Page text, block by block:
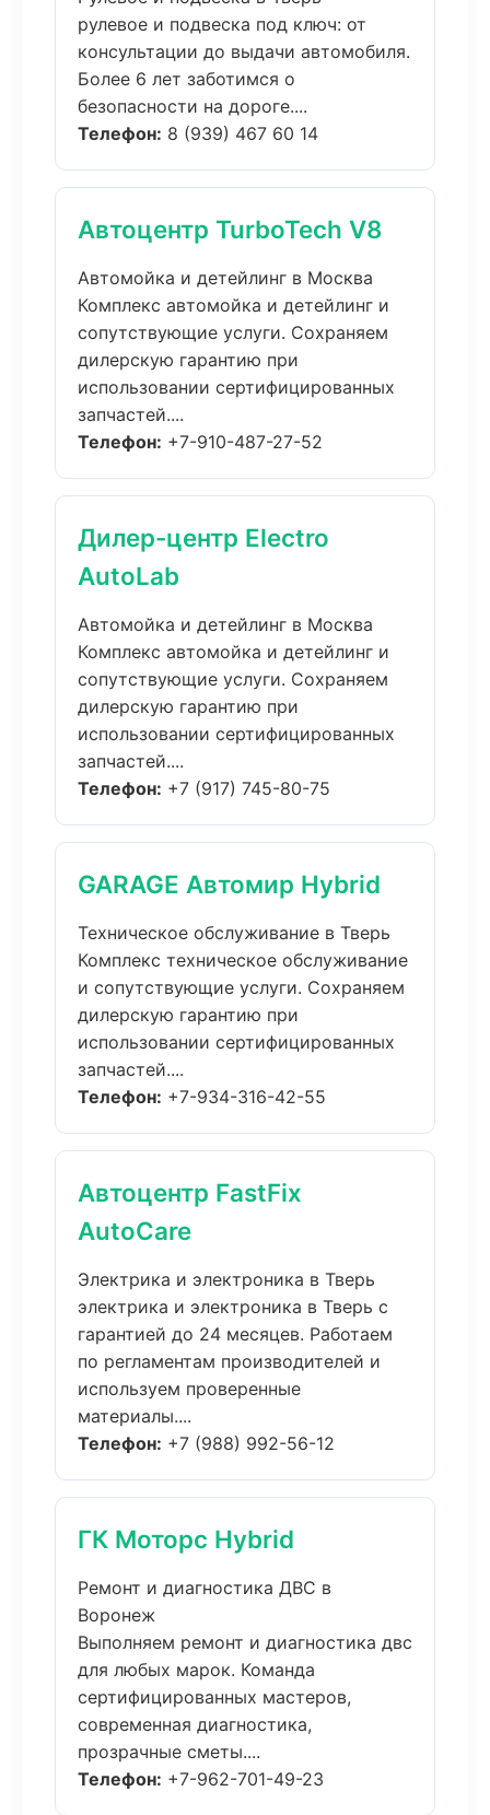
рулевое и подвеска под ключ: от
консультации до выдачи автомобиля.
Более 6 лет заботимся о
безопасности на дороге....
Телефон: 8 (939) 467 60 14
Автоцентр TurboTech V8
Автомойка и детейлинг в Москва
Комплекс автомойка и детейлинг и
сопутствующие услуги. Сохраняем
дилерскую гарантию при
использовании сертифицированных
запчастей....
Телефон: +7-910-487-27-52
Дилер-центр Electro
AutoLab
Автомойка и детейлинг в Москва
Комплекс автомойка и детейлинг и
сопутствующие услуги. Сохраняем
дилерскую гарантию при
использовании сертифицированных
запчастей....
Телефон: +7 (917) 745-80-75
GARAGE Автомир Hybrid
Техническое обслуживание в Тверь
Комплекс техническое обслуживание
и сопутствующие услуги. Сохраняем
дилерскую гарантию при
использовании сертифицированных
запчастей....
Телефон: +7-934-316-42-55
Автоцентр FastFix
AutoCare
Электрика и электроника в Тверь
электрика и электроника в Тверь с
гарантией до 24 месяцев. Работаем
по регламентам производителей и
используем проверенные
материалы....
Телефон: +7 (988) 992-56-12
ГК Моторс Hybrid
Ремонт и диагностика ДВС в
Воронеж
Выполняем ремонт и диагностика двс
для любых марок. Команда
сертифицированных мастеров,
современная диагностика,
прозрачные сметы....
Телефон: +7-962-701-49-23